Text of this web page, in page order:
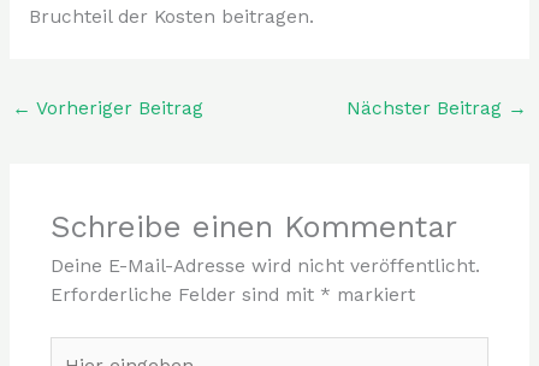
Bruchteil der Kosten beitragen.
← Vorheriger Beitrag Nächster Beitrag →
Schreibe einen Kommentar
Deine E-Mail-Adresse wird nicht veröffentlicht.
Erforderliche Felder sind mit * markiert